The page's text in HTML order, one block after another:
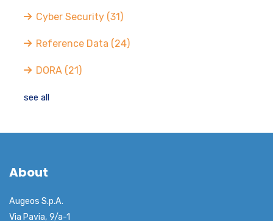
Cyber Security (31)
Reference Data (24)
DORA (21)
see all
About
Augeos S.p.A.
Via Pavia, 9/a-1